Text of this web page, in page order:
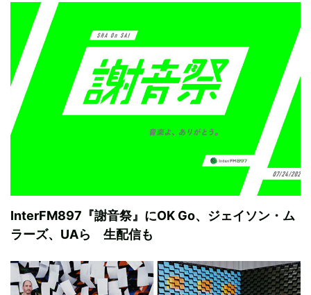
InterFM897『謝音祭』にOK Go、ジェイソン・ム
ラーズ、UAら 生配信も